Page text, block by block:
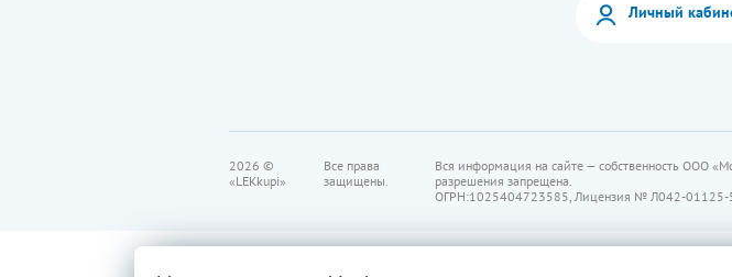
Личный
2026 ©
«LEKkupi»
Все права
защищены.
Вся информация на сайте — собственность ООО
разрешения запрещена.
ОГРН:1025404723585, Лицензия № Л042-01125-